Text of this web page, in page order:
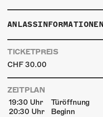
ANLASSINFORMATIONEN
TICKETPREIS
CHF 30.00
ZEITPLAN
19:30 Uhr
Türöffnung
20:30 Uhr
Beginn